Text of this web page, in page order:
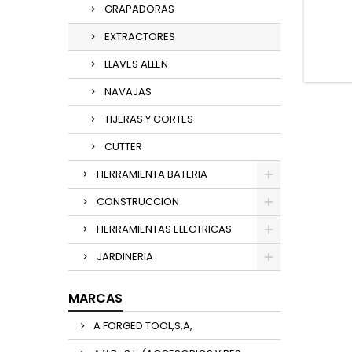
GRAPADORAS
EXTRACTORES
LLAVES ALLEN
NAVAJAS
TIJERAS Y CORTES
CUTTER
HERRAMIENTA BATERIA
CONSTRUCCION
HERRAMIENTAS ELECTRICAS
JARDINERIA
MARCAS
A FORGED TOOL,S,A,